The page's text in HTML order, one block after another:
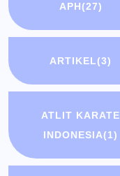
APH(27)
ARTIKEL(3)
ATLIT KARATE
INDONESIA(1)